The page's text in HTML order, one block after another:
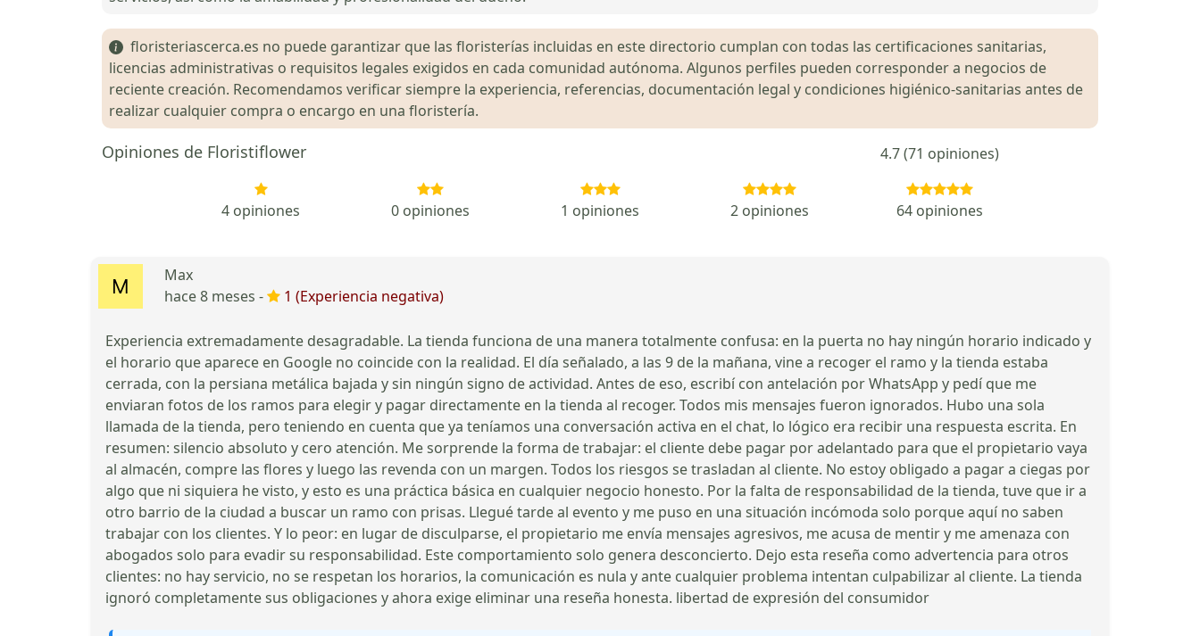
floristeriascerca.es no puede garantizar que las floristerías incluidas en este directorio cumplan con todas las certificaciones sanitarias,
licencias administrativas o requisitos legales exigidos en cada comunidad autónoma. Algunos perfiles pueden corresponder a negocios de
reciente creación. Recomendamos verificar siempre la experiencia, referencias, documentación legal y condiciones higiénico-sanitarias antes de
realizar cualquier compra o encargo en una floristería.
Opiniones de Floristiflower 4.7 (71 opiniones)
4 opiniones 0 opiniones 1 opiniones 2 opiniones 64 opiniones
Max
hace 8 meses -
1 (Experiencia negativa)
Experiencia extremadamente desagradable. La tienda funciona de una manera totalmente confusa: en la puerta no hay ningún horario indicado y
el horario que aparece en Google no coincide con la realidad. El día señalado, a las 9 de la mañana, vine a recoger el ramo y la tienda estaba
cerrada, con la persiana metálica bajada y sin ningún signo de actividad. Antes de eso, escribí con antelación por WhatsApp y pedí que me
enviaran fotos de los ramos para elegir y pagar directamente en la tienda al recoger. Todos mis mensajes fueron ignorados. Hubo una sola
llamada de la tienda, pero teniendo en cuenta que ya teníamos una conversación activa en el chat, lo lógico era recibir una respuesta escrita. En
resumen: silencio absoluto y cero atención. Me sorprende la forma de trabajar: el cliente debe pagar por adelantado para que el propietario vaya
al almacén, compre las flores y luego las revenda con un margen. Todos los riesgos se trasladan al cliente. No estoy obligado a pagar a ciegas por
algo que ni siquiera he visto, y esto es una práctica básica en cualquier negocio honesto. Por la falta de responsabilidad de la tienda, tuve que ir a
otro barrio de la ciudad a buscar un ramo con prisas. Llegué tarde al evento y me puso en una situación incómoda solo porque aquí no saben
trabajar con los clientes. Y lo peor: en lugar de disculparse, el propietario me envía mensajes agresivos, me acusa de mentir y me amenaza con
abogados solo para evadir su responsabilidad. Este comportamiento solo genera desconcierto. Dejo esta reseña como advertencia para otros
clientes: no hay servicio, no se respetan los horarios, la comunicación es nula y ante cualquier problema intentan culpabilizar al cliente. La tienda
ignoró completamente sus obligaciones y ahora exige eliminar una reseña honesta. libertad de expresión del consumidor